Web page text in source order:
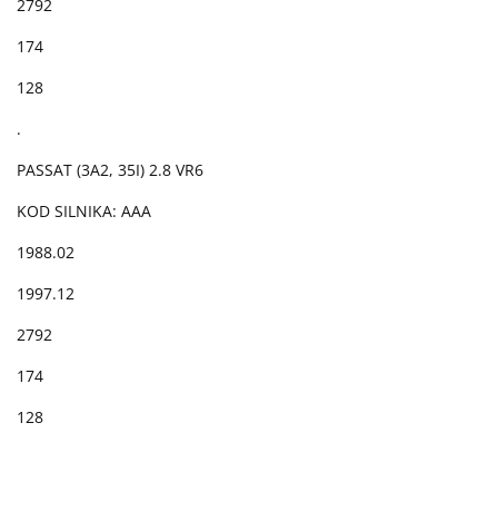
2792
174
128
.
PASSAT (3A2, 35I) 2.8 VR6
KOD SILNIKA: AAA
1988.02
1997.12
2792
174
128